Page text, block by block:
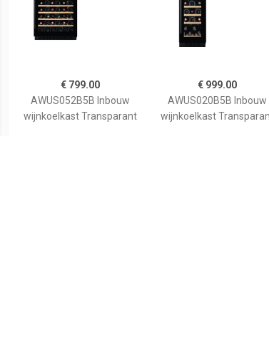
€ 799.00
AWUS052B5B Inbouw
wijnkoelkast Transparant
€ 999.00
AWUS020B5B Inbouw
wijnkoelkast